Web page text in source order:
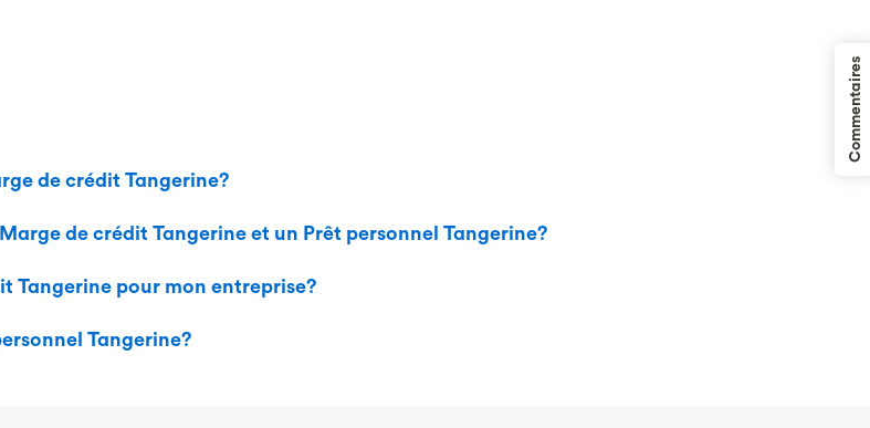
de crédit Tangerine?
de crédit Tangerine et un Prêt personnel Tangerine?
Tangerine pour mon entreprise?
Tangerine?
Commentaires